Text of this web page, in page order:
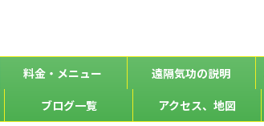
料金・メニュー 遠隔気功の説明
ブログ一覧 アクセス、地図